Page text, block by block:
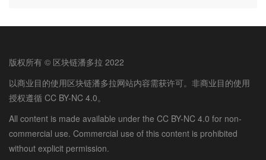
版权所有 © 区块链潘多拉 2022
以商业目的使用区块链潘多拉网站内容需获许可。非商业目的使用
授权遵循 CC BY-NC 4.0。
All content is made available under the CC BY-NC 4.0 for non-
commercial use. Commercial use of this content is prohibited
without explicit permission.